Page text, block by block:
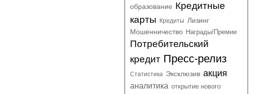
образование Кредитные
карты
Кредиты Лизинг
Мошенничество Награды/Премии
Потребительский
кредит Пресс-релиз
Статистика Эксклюзив акция
аналитика открытие нового